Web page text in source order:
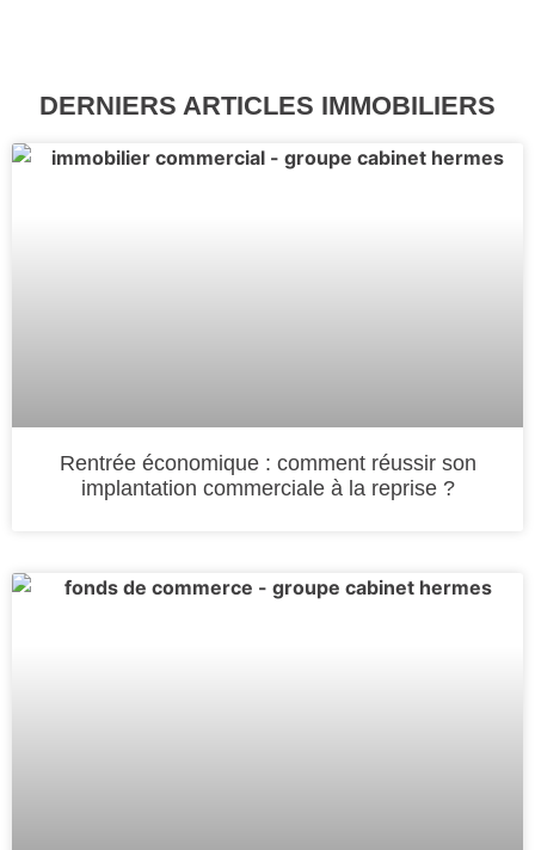
DERNIERS ARTICLES IMMOBILIERS
Rentrée économique : comment réussir son
implantation commerciale à la reprise ?